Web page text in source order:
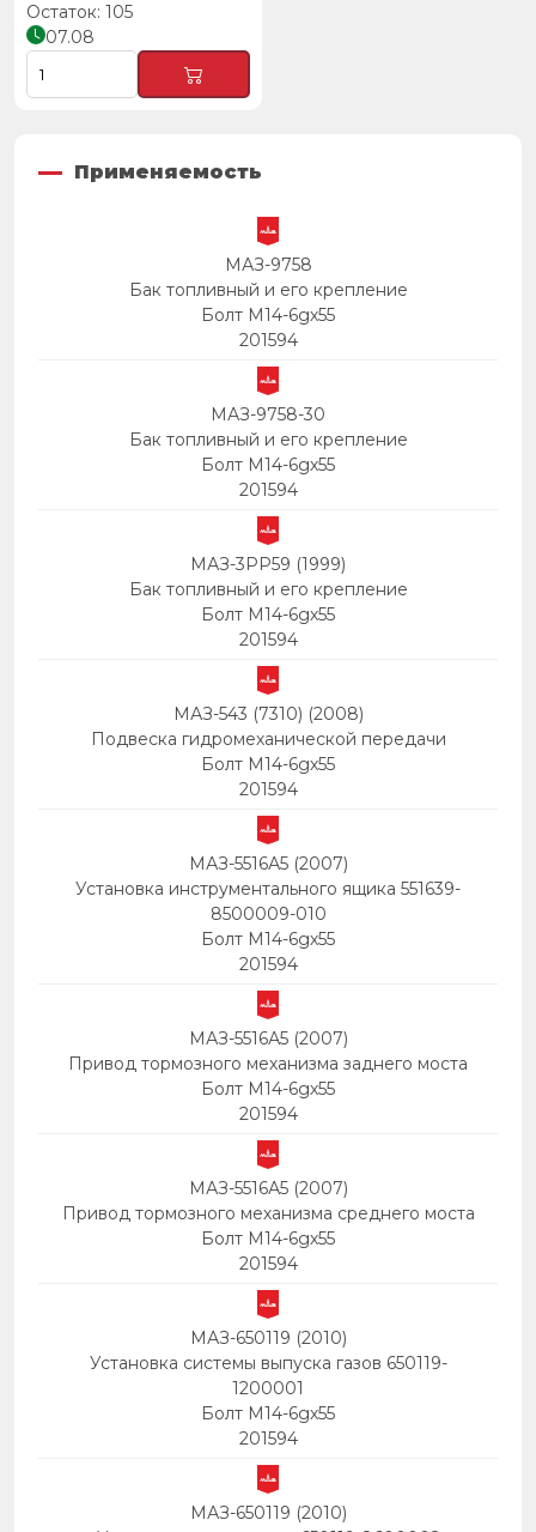
105
07.08
Применяемость
МАЗ-9758
Бак топливный и его крепление
Болт М14-6gх55
201594
МАЗ-9758-30
Бак топливный и его крепление
Болт М14-6gх55
201594
МАЗ-3PP59 (1999)
Бак топливный и его крепление
Болт М14-6gх55
201594
МАЗ-543 (7310) (2008)
Подвеска гидромеханической передачи
Болт М14-6gх55
201594
МАЗ-5516А5 (2007)
Установка инструментального ящика 551639-
8500009-010
Болт М14-6gх55
201594
МАЗ-5516А5 (2007)
Привод тормозного механизма заднего моста
Болт М14-6gх55
201594
МАЗ-5516А5 (2007)
Привод тормозного механизма среднего моста
Болт М14-6gх55
201594
МАЗ-650119 (2010)
Установка системы выпуска газов 650119-
1200001
Болт М14-6gх55
201594
МАЗ-650119 (2010)